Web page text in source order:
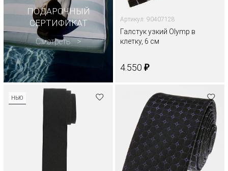
ПОДАРОЧНЫЙ
СЕРТИФИКАТ
Смотреть
Артикул: 90407128
Галстук узкий Olymp в
клетку, 6 см
4.550 ₽
НЬЮ